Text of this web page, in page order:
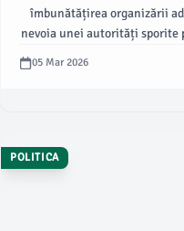
îmbunătățirea organizării
nevoia unei autorități sporite
probleme de dezvoltare a
05 Mar 2026
POLITICA